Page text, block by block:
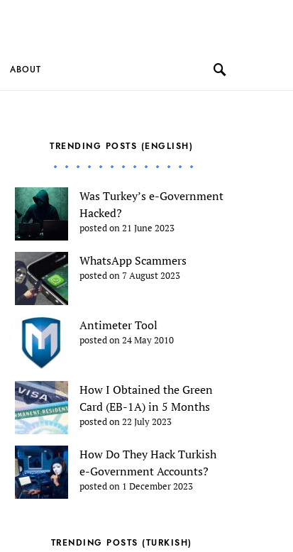
ABOUT
TRENDING POSTS (ENGLISH)
Was Turkey’s e-Government
Hacked?
posted on 21 June 2023
WhatsApp Scammers
posted on 7 August 2023
Antimeter Tool
posted on 24 May 2010
How I Obtained the Green
Card (EB-1A) in 5 Months
posted on 22 July 2023
How Do They Hack Turkish
e-Government Accounts?
posted on 1 December 2023
TRENDING POSTS (TURKISH)